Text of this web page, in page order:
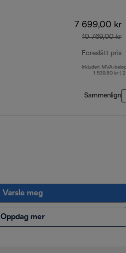
7 699,00 kr
10 769,00 kr
Foreslått pris
Inkludert MVA-
1 539,80 kr (
Sammenlign
Varsle meg
Oppdag mer